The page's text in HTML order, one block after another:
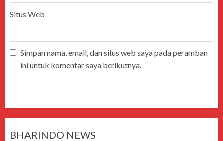
Situs Web
Simpan nama, email, dan situs web saya pada peramban
ini untuk komentar saya berikutnya.
BHARINDO NEWS